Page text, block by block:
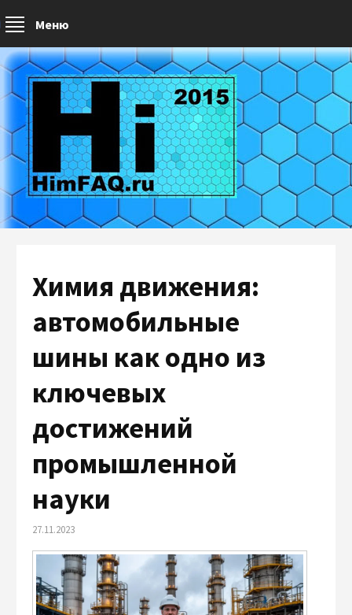
Меню
Химия движения:
автомобильные
шины как одно из
ключевых
достижений
промышленной
науки
27.11.2023